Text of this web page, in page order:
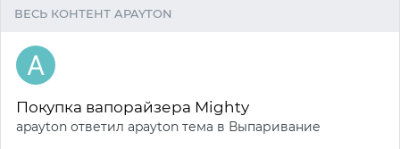
ВЕСЬ КОНТЕНТ APAYTON
Покупка вапорайзера Mighty
apayton ответил apayton тема в Выпаривание